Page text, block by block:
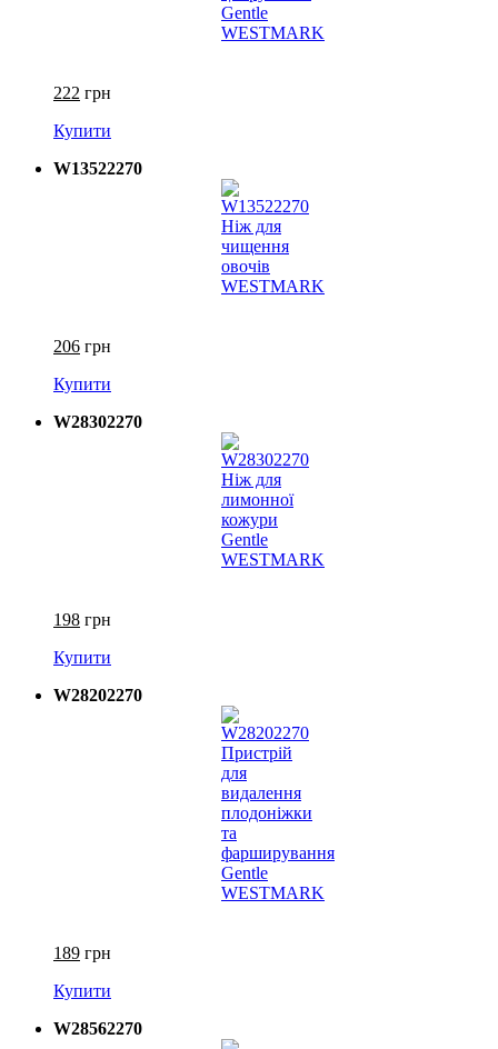
222 грн
Купити
W13522270
206 грн
Купити
W28302270
198 грн
Купити
W28202270
189 грн
Купити
W28562270